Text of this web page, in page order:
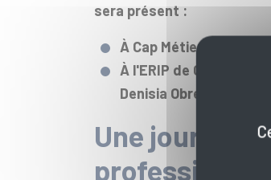
sera présent :
À Cap Métiers
À l'ERIP de Cenon
Denisia Obreja.
Une journée